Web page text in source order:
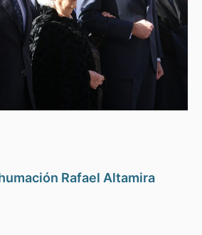
Rafael Altamira